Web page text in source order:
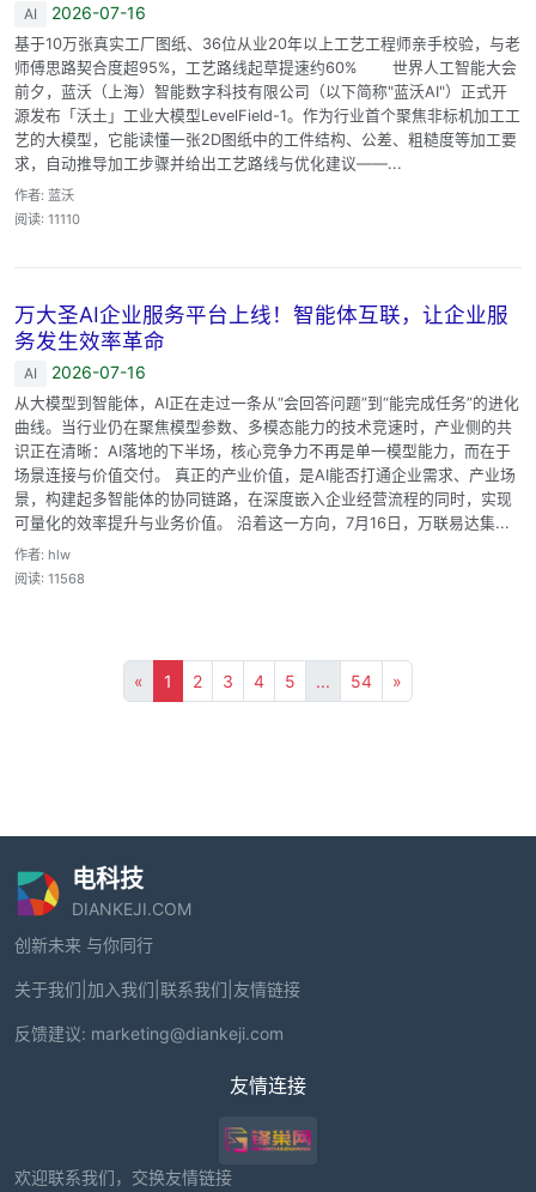
AI 2026-07-16
基于10万张真实工厂图纸、36位从业20年以上工艺工程师亲手校验，与老
师傅思路契合度超95%，工艺路线起草提速约60% 世界人工智能大会
前夕，蓝沃（上海）智能数字科技有限公司（以下简称"蓝沃AI"）正式开
源发布「沃土」工业大模型LevelField-1。作为行业首个聚焦非标机加工工
艺的大模型，它能读懂一张2D图纸中的工件结构、公差、粗糙度等加工要
求，自动推导加工步骤并给出工艺路线与优化建议——...
作者: 蓝沃
阅读: 11110
万大圣AI企业服务平台上线！智能体互联，让企业服
务发生效率革命
AI 2026-07-16
从大模型到智能体，AI正在走过一条从“会回答问题”到“能完成任务”的进化
曲线。当行业仍在聚焦模型参数、多模态能力的技术竞速时，产业侧的共
识正在清晰：AI落地的下半场，核心竞争力不再是单一模型能力，而在于
场景连接与价值交付。 真正的产业价值，是AI能否打通企业需求、产业场
景，构建起多智能体的协同链路，在深度嵌入企业经营流程的同时，实现
可量化的效率提升与业务价值。 沿着这一方向，7月16日，万联易达集...
作者: hlw
阅读: 11568
« 1 2 3 4 5 ... 54 »
电科技
DIANKEJI.COM
创新未来 与你同行
关于我们 加入我们 联系我们 友情链接
反馈建议: marketing@diankeji.com
友情连接
欢迎联系我们，交换友情链接